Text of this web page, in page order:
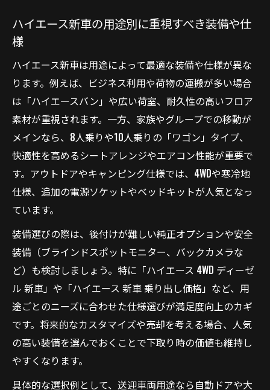
ハイエース新車のワゴンやバンで変わる価
新型ハイエース新車の最新価格情報と特徴
8人乗りハイエース新車価格を比較するポイ
ント
ハイエース新車の用途別に重視すべき装備や仕
様
ハイエース新車は用途によって最適な装備や仕様が異な
ります。例えば、ビジネス利用や荷物の運搬が多い場合
は「ハイエースバン」や広い荷室、耐久性の高いフロア
素材が重視されます。一方、家族やグループでの移動が
メインなら、8人乗りや10人乗りの「ワゴン」タイプ、
快適性を高めるシートアレンジやエアコン性能が重要で
す。アウトドアやキャンピング仕様では、4WDや寒冷地
仕様、追加の電源ソケットやベッドキットが人気となっ
ています。
装備選びの際は、後付けが難しい純正オプションや安全
装備（ブラインドスポットモニター、バックカメラな
ど）も検討しましょう。特に「ハイエース 4WD ディーゼ
ル 新車」や「ハイエース 新車 乗り出し価格」など、用
途ごとのニーズに合わせた仕様選びが満足度向上のカギ
です。将来的なカスタマイズや売却を考える場合、人気
の高い装備を選んでおくことで下取り時の価値も維持し
やすくなります。
具体的な選択例として、送迎車両用途なら自動ドアや大